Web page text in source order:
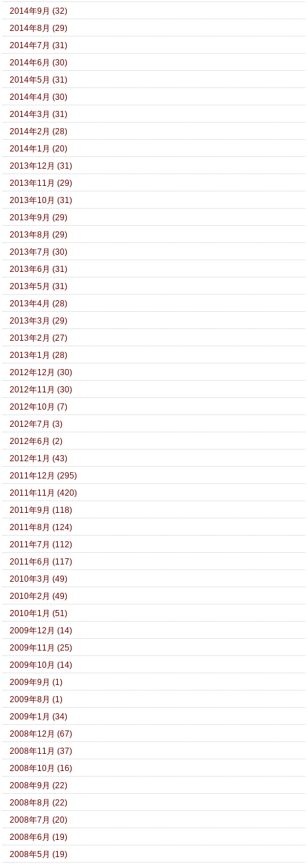
2014年9月 (32)
2014年8月 (29)
2014年7月 (31)
2014年6月 (30)
2014年5月 (31)
2014年4月 (30)
2014年3月 (31)
2014年2月 (28)
2014年1月 (20)
2013年12月 (31)
2013年11月 (29)
2013年10月 (31)
2013年9月 (29)
2013年8月 (29)
2013年7月 (30)
2013年6月 (31)
2013年5月 (31)
2013年4月 (28)
2013年3月 (29)
2013年2月 (27)
2013年1月 (28)
2012年12月 (30)
2012年11月 (30)
2012年10月 (7)
2012年7月 (3)
2012年6月 (2)
2012年1月 (43)
2011年12月 (295)
2011年11月 (420)
2011年9月 (118)
2011年8月 (124)
2011年7月 (112)
2011年6月 (117)
2010年3月 (49)
2010年2月 (49)
2010年1月 (51)
2009年12月 (14)
2009年11月 (25)
2009年10月 (14)
2009年9月 (1)
2009年8月 (1)
2009年1月 (34)
2008年12月 (67)
2008年11月 (37)
2008年10月 (16)
2008年9月 (22)
2008年8月 (22)
2008年7月 (20)
2008年6月 (19)
2008年5月 (19)